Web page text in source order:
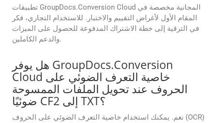
تطبيقات GroupDocs.Conversion Cloud المجانية مخصصة في
المقام الأول لأغراض التقييم والاختبار. للاستخدام التجاري، فكر
في الترقية إلى خطة الاشتراك المدفوعة للحصول على الميزات
والدعم الكاملين.
هل يوفر GroupDocs.Conversion
Cloud خاصية التعرف الضوئي على
الحروف عند تحويل الملفات الممسوحة
ضوئيًا CF2 إلى TXT؟
نعم. يمكنك استخدام خاصية التعرف الضوئي على الحروف (OCR)